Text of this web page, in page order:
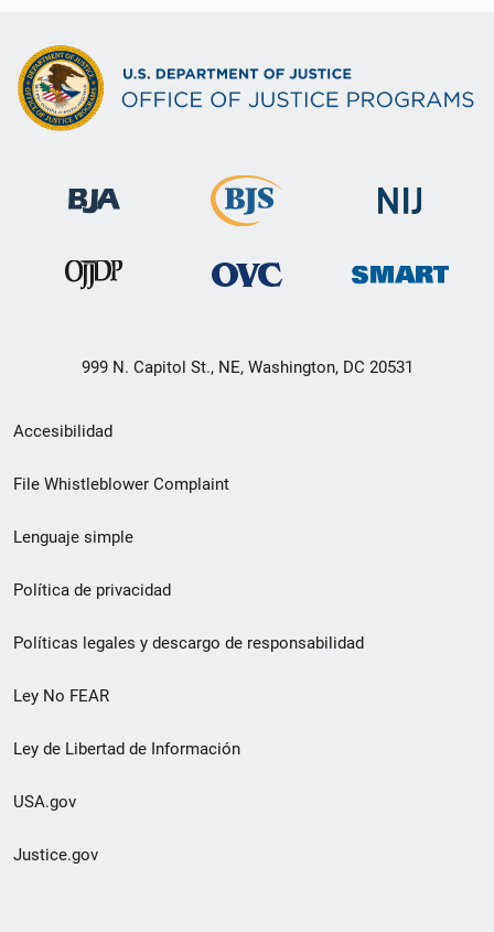
999 N. Capitol St., NE, Washington, DC 20531
Menú
de
de
pie
de
página
Accesibilidad
File Whistleblower Complaint
Lenguaje simple
Política de privacidad
Políticas legales y descargo de responsabilidad
Ley No FEAR
Ley de Libertad de Información
USA.gov
Justice.gov